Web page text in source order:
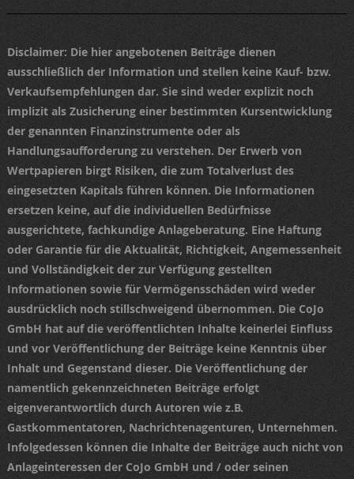
Disclaimer: Die hier angebotenen Beiträge dienen
ausschließlich der Information und stellen keine Kauf- bzw.
Verkaufsempfehlungen dar. Sie sind weder explizit noch
implizit als Zusicherung einer bestimmten Kursentwicklung
der genannten Finanzinstrumente oder als
Handlungsaufforderung zu verstehen. Der Erwerb von
Wertpapieren birgt Risiken, die zum Totalverlust des
eingesetzten Kapitals führen können. Die Informationen
ersetzen keine, auf die individuellen Bedürfnisse
ausgerichtete, fachkundige Anlageberatung. Eine Haftung
oder Garantie für die Aktualität, Richtigkeit, Angemessenheit
und Vollständigkeit der zur Verfügung gestellten
Informationen sowie für Vermögensschäden wird weder
ausdrücklich noch stillschweigend übernommen. Die CoJo
GmbH hat auf die veröffentlichten Inhalte keinerlei Einfluss
und vor Veröffentlichung der Beiträge keine Kenntnis über
Inhalt und Gegenstand dieser. Die Veröffentlichung der
namentlich gekennzeichneten Beiträge erfolgt
eigenverantwortlich durch Autoren wie z.B.
Gastkommentatoren, Nachrichtenagenturen, Unternehmen.
Infolgedessen können die Inhalte der Beiträge auch nicht von
Anlageinteressen der CoJo GmbH und / oder seinen